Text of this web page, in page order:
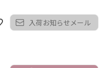
入荷お知らせメール